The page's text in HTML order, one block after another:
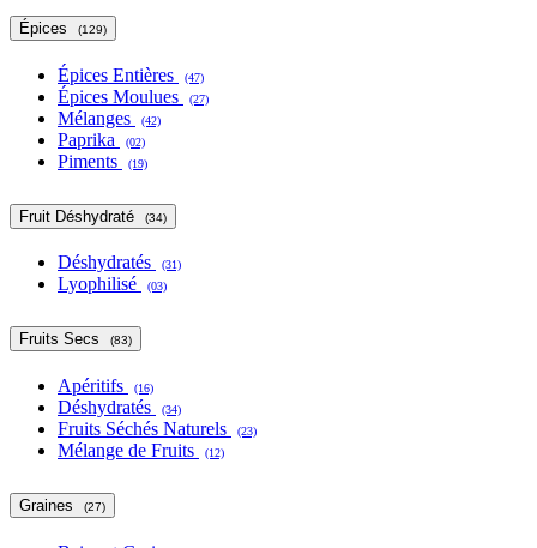
Épices (129)
Épices Entières (47)
Épices Moulues (27)
Mélanges (42)
Paprika (02)
Piments (19)
Fruit Déshydraté (34)
Déshydratés (31)
Lyophilisé (03)
Fruits Secs (83)
Apéritifs (16)
Déshydratés (34)
Fruits Séchés Naturels (23)
Mélange de Fruits (12)
Graines (27)